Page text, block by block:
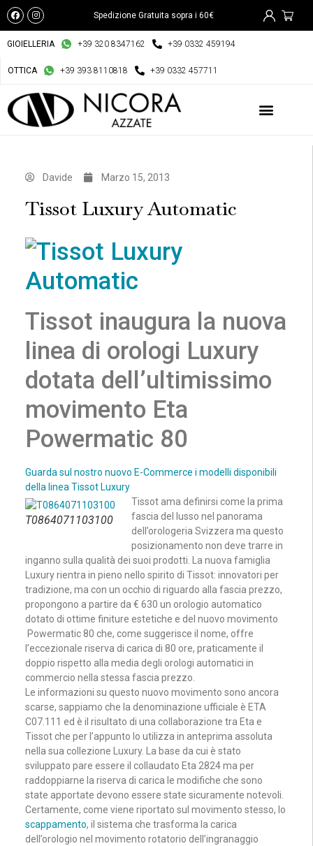
Spedizione Gratuita sopra i 60€
GIOIELLERIA +39 320 8347162 +39 0332 459194
OTTICA +39 393 8110818 +39 0332 457711
Davide Marzo 15, 2013
Tissot Luxury Automatic
Tissot inaugura la nuova
linea di orologi Luxury
dotata dell’ultimissimo
movimento Eta
Powermatic 80
Guarda sul nostro nuovo E-Commerce i modelli disponibili
della linea Tissot Luxury
T0864071103100
Tissot ama definirsi come la prima
fascia del lusso nel panorama
dell’orologeria Svizzera ma questo
posizionamento non deve trarre in
inganno sulla qualità dei suoi prodotti. La nuova famiglia
Luxury rientra in pieno nello spirito di Tissot: innovatori per
tradizione, ma con un occhio di riguardo alla fascia prezzo,
propongono a partire da € 630 un orologio automatico
dotato di ottime finiture estetiche e del nuovo movimento
Powermatic 80 che, come suggerisce il nome, offre
l’eccezionale riserva di carica di 80 ore, praticamente il
doppio rispetto alla media degli orologi automatici in
commercio nella stessa fascia prezzo.
Le informazioni su questo nuovo movimento sono ancora
scarse, sappiamo che la denominazione ufficiale è ETA
C07.111 ed è il risultato di una collaborazione tra Eta e
Tissot che per l’appunto lo utilizza in anteprima assoluta
nella sua collezione Luxury. La base da cui è stato
sviluppato pare essere il collaudato Eta 2824 ma per
raddoppiarne la riserva di carica le modifiche che sono
state apportate devono essere state sicuramente notevoli.
Certamente, come viene riportato sul movimento stesso, lo
scappamento, il sistema che trasforma la carica
dell’orologio nel movimento rotatorio dell’ingranaggio